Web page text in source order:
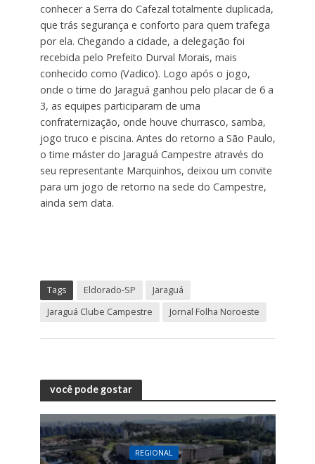
conhecer a Serra do Cafezal totalmente duplicada,
que trás segurança e conforto para quem trafega
por ela. Chegando a cidade, a delegação foi
recebida pelo Prefeito Durval Morais, mais
conhecido como (Vadico). Logo após o jogo,
onde o time do Jaraguá ganhou pelo placar de 6 a
3, as equipes participaram de uma
confraternização, onde houve churrasco, samba,
jogo truco e piscina. Antes do retorno a São Paulo,
o time máster do Jaraguá Campestre através do
seu representante Marquinhos, deixou um convite
para um jogo de retorno na sede do Campestre,
ainda sem data.
Tags Eldorado-SP
Jaraguá
Jaraguá Clube Campestre
Jornal Folha Noroeste
você pode gostar
REGIONAL